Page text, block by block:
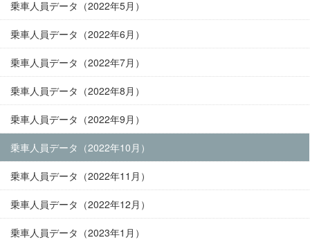
乗車人員データ（2022年5月）
乗車人員データ（2022年6月）
乗車人員データ（2022年7月）
乗車人員データ（2022年8月）
乗車人員データ（2022年9月）
乗車人員データ（2022年10月）
乗車人員データ（2022年11月）
乗車人員データ（2022年12月）
乗車人員データ（2023年1月）